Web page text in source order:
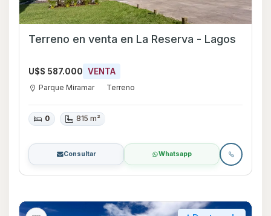
Terreno en venta en La Reserva - Lagos
U$S 587.000 VENTA
Parque Miramar Terreno
0 815 m²
Consultar Whatsapp